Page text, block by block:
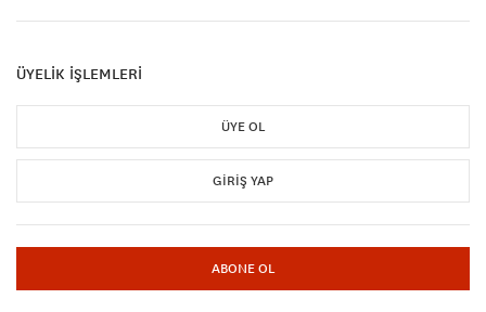
ÜYELİK İŞLEMLERİ
ÜYE OL
GIRIŞ YAP
ABONE OL